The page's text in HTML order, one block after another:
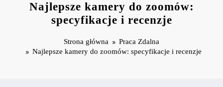
Najlepsze kamery do zoomów:
specyfikacje i recenzje
Strona główna
Praca Zdalna
Najlepsze kamery do zoomów: specyfikacje i recenzje